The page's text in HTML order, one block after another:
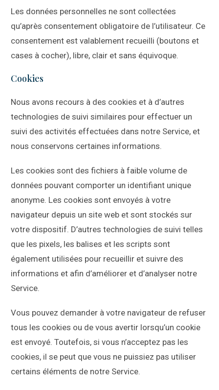
Les données personnelles ne sont collectées
qu’après consentement obligatoire de l’utilisateur. Ce
consentement est valablement recueilli (boutons et
cases à cocher), libre, clair et sans équivoque.
Cookies
Nous avons recours à des cookies et à d’autres
technologies de suivi similaires pour effectuer un
suivi des activités effectuées dans notre Service, et
nous conservons certaines informations.
Les cookies sont des fichiers à faible volume de
données pouvant comporter un identifiant unique
anonyme. Les cookies sont envoyés à votre
navigateur depuis un site web et sont stockés sur
votre dispositif. D’autres technologies de suivi telles
que les pixels, les balises et les scripts sont
également utilisées pour recueillir et suivre des
informations et afin d’améliorer et d’analyser notre
Service.
Vous pouvez demander à votre navigateur de refuser
tous les cookies ou de vous avertir lorsqu’un cookie
est envoyé. Toutefois, si vous n’acceptez pas les
cookies, il se peut que vous ne puissiez pas utiliser
certains éléments de notre Service.